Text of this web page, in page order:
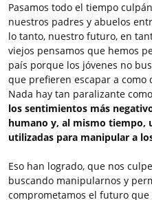
Pasamos todo el tiempo
nuestros padres y abuelos
lo tanto, nuestro futuro, en
viejos pensamos que hemos
país porque los jóvenes no
que prefieren escapar a como
Nada hay tan paralizante
los sentimientos más
humano y, al mismo tiempo,
utilizadas para manipular a
Eso han logrado, que nos
buscando manipularnos y
comprometamos el futuro que